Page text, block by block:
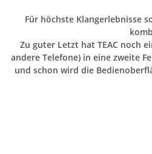
Für höchste Klangerlebnisse
Zu guter Letzt hat TEAC noch
andere Telefone) in eine zweite
und schon wird die